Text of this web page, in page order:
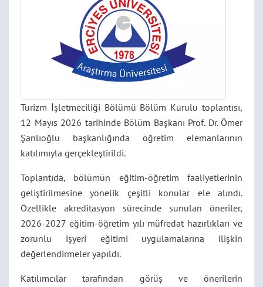
Turizm İşletmeciliği Bölümü Bölüm Kurulu toplantısı,
12 Mayıs 2026 tarihinde Bölüm Başkanı Prof. Dr. Ömer
Şanlıoğlu başkanlığında öğretim elemanlarının
katılımıyla gerçekleştirildi.
Toplantıda, bölümün eğitim-öğretim faaliyetlerinin
geliştirilmesine yönelik çeşitli konular ele alındı.
Özellikle akreditasyon sürecinde sunulan öneriler,
2026-2027 eğitim-öğretim yılı müfredat hazırlıkları ve
zorunlu işyeri eğitimi uygulamalarına ilişkin
değerlendirmeler yapıldı.
Katılımcılar tarafından görüş ve önerilerin